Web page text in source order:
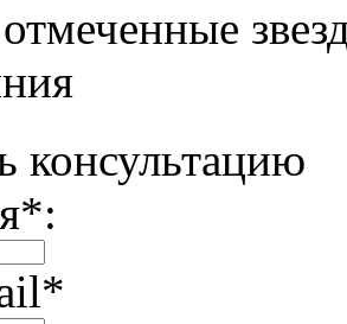
консультацию
*:
*